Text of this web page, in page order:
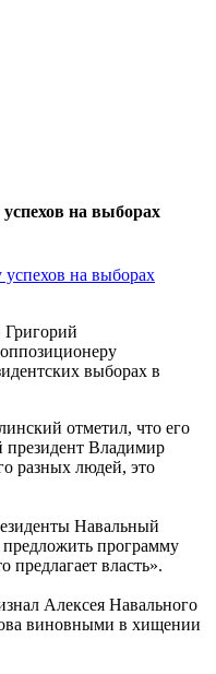
на выборах
Григорий
выборах в
отметил, что его
президент Владимир
разных людей, это
Навальный
предложить программу
предлагает власть».
Алексея Навального
виновными в хищении